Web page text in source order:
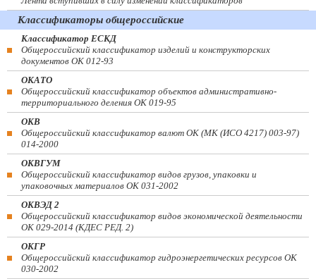
Классификаторы общероссийские
Классификатор ЕСКД
Общероссийский классификатор изделий и конструкторских
документов ОК 012-93
ОКАТО
Общероссийский классификатор объектов административно-
территориального деления ОК 019-95
ОКВ
Общероссийский классификатор валют ОК (МК (ИСО 4217) 003-97)
014-2000
ОКВГУМ
Общероссийский классификатор видов грузов, упаковки и
упаковочных материалов ОК 031-2002
ОКВЭД 2
Общероссийский классификатор видов экономической деятельности
ОК 029-2014 (КДЕС РЕД. 2)
ОКГР
Общероссийский классификатор гидроэнергетических ресурсов ОК
030-2002